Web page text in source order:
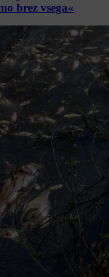
brez vsega«